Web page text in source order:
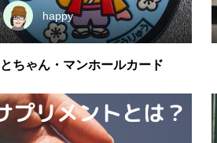
happy
ちゃん・マンホールカード